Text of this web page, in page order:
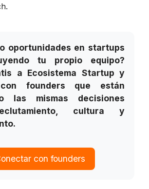
oportunidades en startups
tu propio equipo?
a Ecosistema Startup y
founders que están
las mismas decisiones
cultura y
con founders